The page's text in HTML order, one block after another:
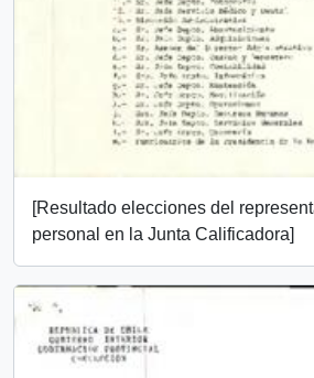
[Resultado elecciones del
personal en la Junta Calificadora]